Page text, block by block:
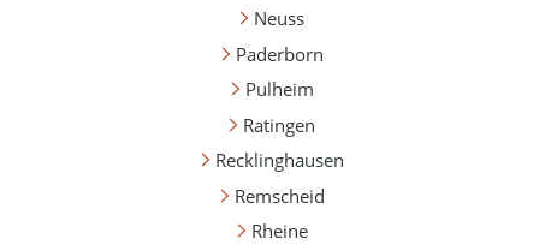
Neuss
Paderborn
Pulheim
Ratingen
Recklinghausen
Remscheid
Rheine